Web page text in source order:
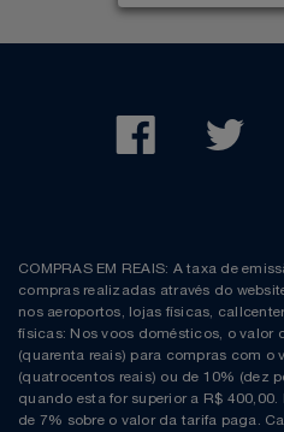
COMPRAS EM REAIS: A taxa de
compras realizadas através do
nos aeroportos, lojas físicas,
físicas: Nos voos domésticos, o valor
(quarenta reais) para compras com o
(quatrocentos reais) ou de 10% (dez
quando esta for superior a R$
de 7% sobre o valor da tarifa paga.